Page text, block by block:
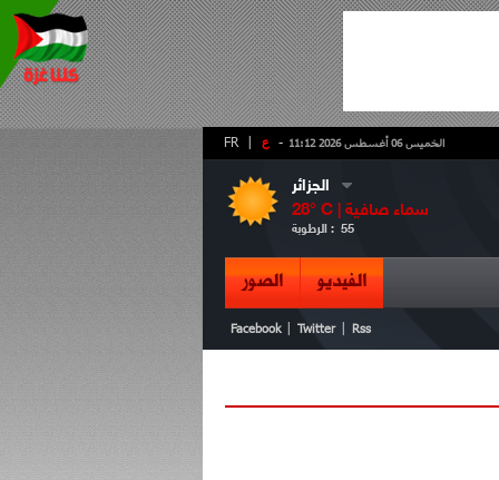
- ع FR الخميس 06 أغسطس 2026 11:12
الجزائر
28° C | سماء صافية
الرطوبة : 55
الفيديو الصور
Facebook Twitter Rss